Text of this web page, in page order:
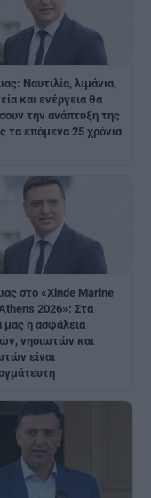
Ναυτιλία, λιμάνια,
και ενέργεια θα
την ανάπτυξη της
τα επόμενα 25 χρόνια
στο «Xinde Marine
2026»: Στα
μας η ασφάλεια
νησιωτών και
είναι